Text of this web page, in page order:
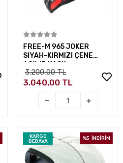
Sepete Ekle
FREE-M 965 JOKER
SİYAH-KIRMIZI ÇENE
AÇILIR KASK
3.200,00 TL
3.040,00 TL
KARGO
BEDAVA
%5 İNDİRİM